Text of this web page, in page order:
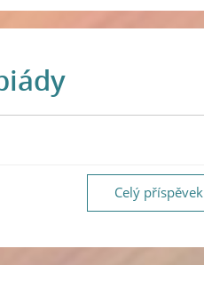
Celý příspěvek